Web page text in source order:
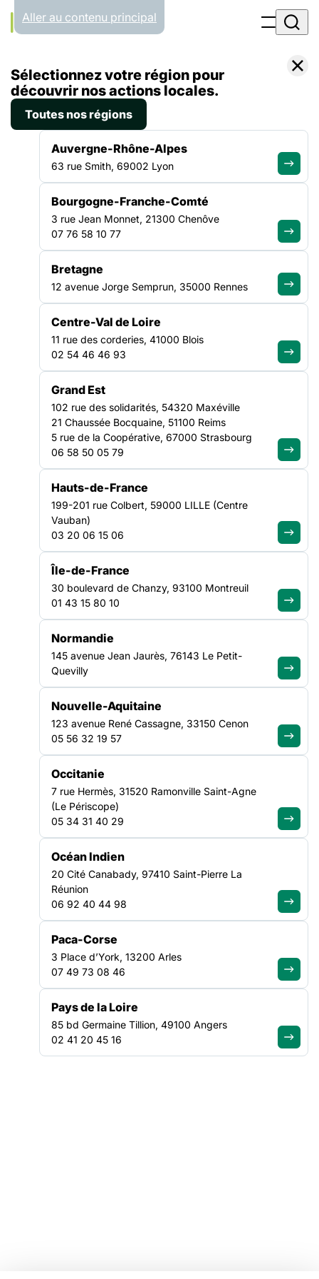
Panneau de gestion des cookies
Aller au contenu principal
Toutes les catégories
30.03.26
Bonjour tout le monde !
Bienvenue sur WordPress. Ceci est votre premier article.
Modifiez-le ou supprimez-le, puis commencez à écrire !…
Lire la suite
ALLER PLUS LOIN
La force d'un collectif uni
mouvement et
devenez adhérent
Adhérer à la FAS
Agissez
localement avec
nos Fédérations
Trouver ma région
Vous avez des
questions ?
Découvrir notre FAQ
Recevez chaque mois les analyses,
décryptages et positionnements de
la FAS
LA FÉDÉRATION
Nos missions
Nos Fédérations régionales
NOS LUTTES
Tous nos plaidoyers
Tous nos programmes
VOTRE ESPACE
Sélectionnez votre région pour
découvrir nos actions locales.
Toutes nos régions
Auvergne-Rhône-Alpes
63 rue Smith, 69002 Lyon
Bourgogne-Franche-Comté
3 rue Jean Monnet, 21300 Chenôve
07 76 58 10 77
Bretagne
12 avenue Jorge Semprun, 35000 Rennes
Centre-Val de Loire
11 rue des corderies, 41000 Blois
02 54 46 46 93
Grand Est
102 rue des solidarités, 54320 Maxéville
21 Chaussée Bocquaine, 51100 Reims
5 rue de la Coopérative, 67000 Strasbourg
06 58 50 05 79
Hauts-de-France
199-201 rue Colbert, 59000 LILLE (Centre
Vauban)
03 20 06 15 06
Île-de-France
30 boulevard de Chanzy, 93100 Montreuil
01 43 15 80 10
Normandie
145 avenue Jean Jaurès, 76143 Le Petit-
Quevilly
Nouvelle-Aquitaine
123 avenue René Cassagne, 33150 Cenon
05 56 32 19 57
Occitanie
7 rue Hermès, 31520 Ramonville Saint-Agne
(Le Périscope)
05 34 31 40 29
Océan Indien
20 Cité Canabady, 97410 Saint-Pierre La
Réunion
06 92 40 44 98
Paca-Corse
3 Place d’York, 13200 Arles
07 49 73 08 46
Pays de la Loire
85 bd Germaine Tillion, 49100 Angers
02 41 20 45 16